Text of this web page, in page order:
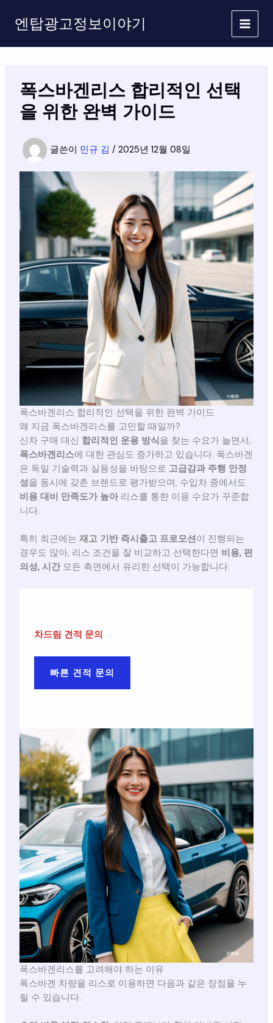
로
엔탑광고정보이야기
폭스바겐리스 합리적인 선택
을 위한 완벽 가이드
글쓴이 민규 김 / 2025년 12월 08일
폭스바겐리스 합리적인 선택을 위한 완벽 가이드
왜 지금 폭스바겐리스를 고민할 때일까?
신차 구매 대신 합리적인 운용 방식을 찾는 수요가 늘면서,
폭스바겐리스에 대한 관심도 증가하고 있습니다. 폭스바겐
은 독일 기술력과 실용성을 바탕으로 고급감과 주행 안정
성을 동시에 갖춘 브랜드로 평가받으며, 수입차 중에서도
비용 대비 만족도가 높아리스를 통한 이용 수요가 꾸준합
니다.
특히 최근에는 재고 기반 즉시출고 프로모션이 진행되는
경우도 많아, 리스 조건을 잘 비교하고 선택한다면 비용, 편
의성, 시간모든 측면에서 유리한 선택이 가능합니다.
차드림 견적 문의
빠른 견적 문의
폭스바겐리스를 고려해야 하는 이유
폭스바겐 차량을 리스로 이용하면 다음과 같은 장점을 누
릴 수 있습니다.